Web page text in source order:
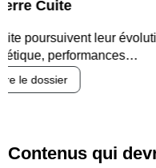
Entre circulation,